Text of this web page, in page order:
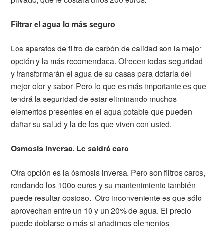
Filtrar el agua lo más seguro
Los aparatos de filtro de carbón de calidad son la mejor
opción y la más recomendada. Ofrecen todas seguridad
y transformarán el agua de su casas para dotarla del
mejor olor y sabor. Pero lo que es más importante es que
tendrá la seguridad de estar eliminando muchos
elementos presentes en el agua potable que pueden
dañar su salud y la de los que viven con usted.
Osmosis inversa. Le saldrá caro
Otra opción es la ósmosis inversa. Pero son filtros caros,
rondando los 100o euros y su mantenimiento también
puede resultar costoso. Otro inconveniente es que sólo
aprovechan entre un 10 y un 20% de agua. El precio
puede doblarse o más si añadimos elementos